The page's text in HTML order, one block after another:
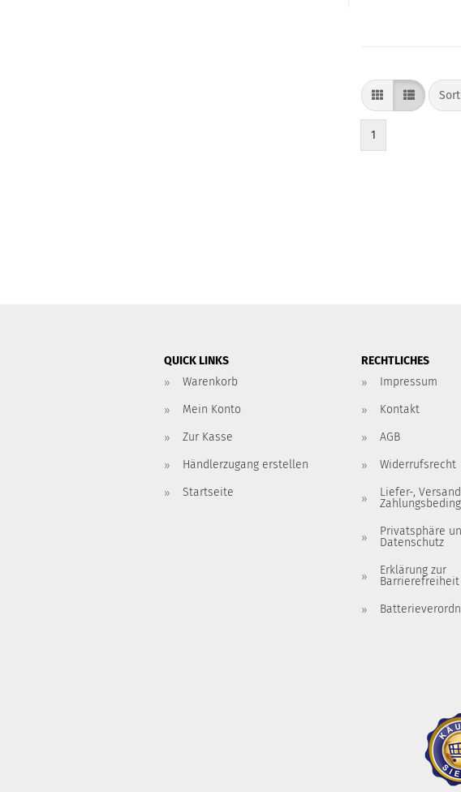
1
QUICK LINKS
Warenkorb
Mein Konto
Zur Kasse
Händlerzugang erstellen
Startseite
RECHTLICHES
Impressum
Kontakt
AGB
Widerrufsrecht
Liefer-,
Privatsphäre
Datenschutz
Erklärung zur
Barrierefreiheit